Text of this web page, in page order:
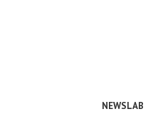
NEWSLAB